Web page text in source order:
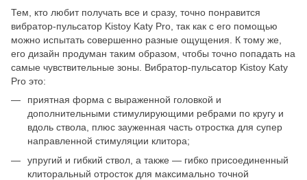
Тем, кто любит получать все и сразу, точно понравится
вибратор-пульсатор Kistoy Katy Prо, так как с его помощью
можно испытать совершенно разные ощущения. К тому же,
его дизайн продуман таким образом, чтобы точно попадать на
самые чувствительные зоны. Вибратор-пульсатор Kistoy Katy
Prо это:
приятная форма с выраженной головкой и
дополнительными стимулирующими ребрами по кругу и
вдоль ствола, плюс зауженная часть отростка для супер
направленной стимуляции клитора;
упругий и гибкий ствол, а также — гибко присоединенный
клиторальный отросток для максимально точной